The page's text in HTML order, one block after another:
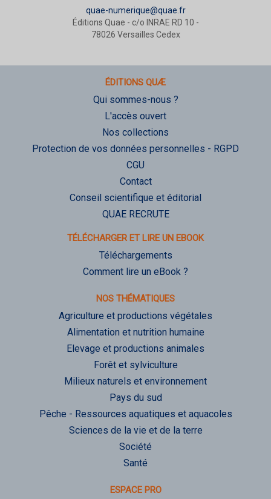
quae-numerique@quae.fr
Éditions Quae - c/o INRAE RD 10 -
78026 Versailles Cedex
ÉDITIONS QUÆ
Qui sommes-nous ?
L'accès ouvert
Nos collections
Protection de vos données personnelles - RGPD
CGU
Contact
Conseil scientifique et éditorial
QUAE RECRUTE
TÉLÉCHARGER ET LIRE UN EBOOK
Téléchargements
Comment lire un eBook ?
NOS THÉMATIQUES
Agriculture et productions végétales
Alimentation et nutrition humaine
Elevage et productions animales
Forêt et sylviculture
Milieux naturels et environnement
Pays du sud
Pêche - Ressources aquatiques et aquacoles
Sciences de la vie et de la terre
Société
Santé
ESPACE PRO